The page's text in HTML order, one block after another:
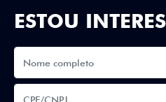
ESTOU